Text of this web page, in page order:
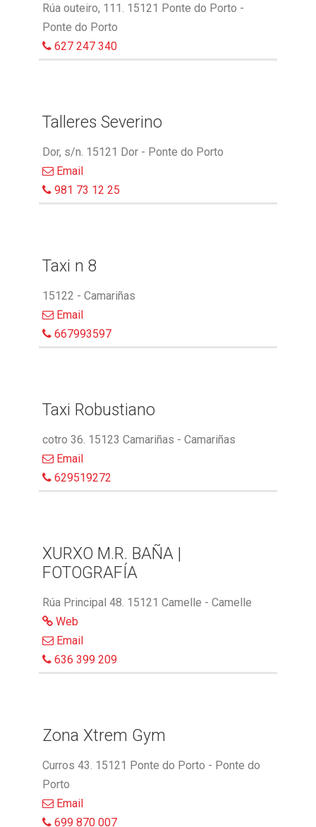
Rúa outeiro, 111. 15121 Ponte do Porto -
Ponte do Porto
627 247 340
Talleres Severino
Dor, s/n. 15121 Dor - Ponte do Porto
Email
981 73 12 25
Taxi n 8
15122 - Camariñas
Email
667993597
Taxi Robustiano
cotro 36. 15123 Camariñas - Camariñas
Email
629519272
XURXO M.R. BAÑA |
FOTOGRAFÍA
Rúa Principal 48. 15121 Camelle - Camelle
Web
Email
636 399 209
Zona Xtrem Gym
Curros 43. 15121 Ponte do Porto - Ponte do
Porto
Email
699 870 007